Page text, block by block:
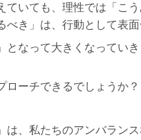
ていても、理性では「こ
き」は、行動として表面
なって大きくなっていき
ローチできるでしょうか？
は、私たちのアンバラン